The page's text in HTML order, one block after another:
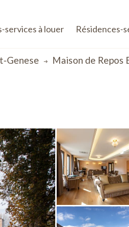
services à louer Résidences-
Genese Maison de Repos